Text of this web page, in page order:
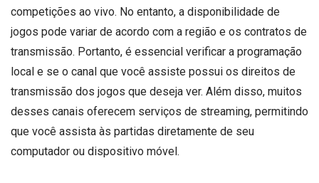
competições ao vivo. No entanto, a disponibilidade de
jogos pode variar de acordo com a região e os contratos de
transmissão. Portanto, é essencial verificar a programação
local e se o canal que você assiste possui os direitos de
transmissão dos jogos que deseja ver. Além disso, muitos
desses canais oferecem serviços de streaming, permitindo
que você assista às partidas diretamente de seu
computador ou dispositivo móvel.